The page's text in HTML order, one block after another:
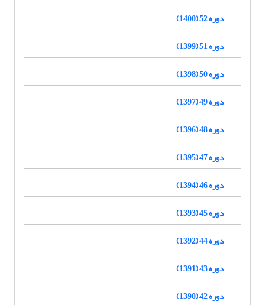
دوره 52 (1400)
دوره 51 (1399)
دوره 50 (1398)
دوره 49 (1397)
دوره 48 (1396)
دوره 47 (1395)
دوره 46 (1394)
دوره 45 (1393)
دوره 44 (1392)
دوره 43 (1391)
دوره 42 (1390)